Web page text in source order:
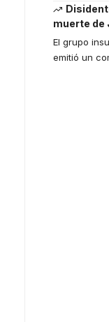
muerte de
El grupo
emitió un